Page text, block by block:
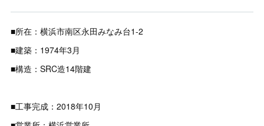
■所在：横浜市南区永田みなみ台1-2
■建築：1974年3月
■構造：SRC造14階建
■工事完成：2018年10月